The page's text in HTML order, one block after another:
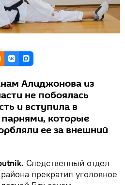
Алиджонова из
не побоялась
и вступила в
которые
ее за внешний
Следственный отдел
прекратил уголовное